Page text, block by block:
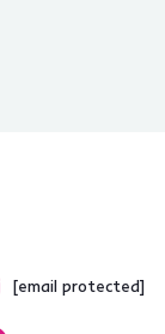
[email protected]